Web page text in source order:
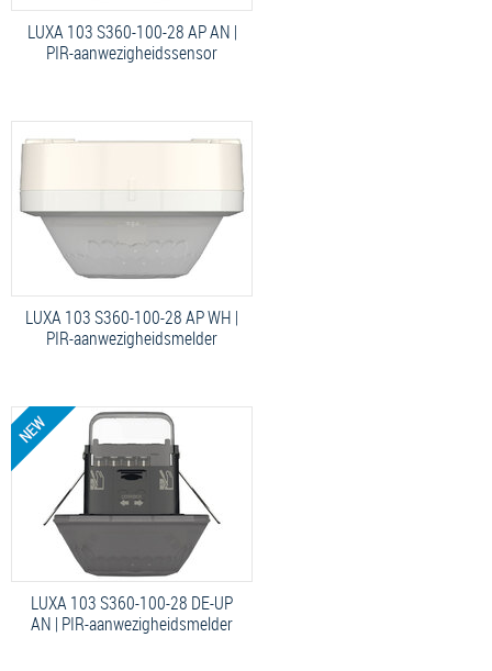
LUXA 103 S360-100-28 AP AN |
PIR-aanwezigheidssensor
LUXA 103 S360-100-28 AP WH |
PIR-aanwezigheidsmelder
LUXA 103 S360-100-28 DE-UP
AN | PIR-aanwezigheidsmelder